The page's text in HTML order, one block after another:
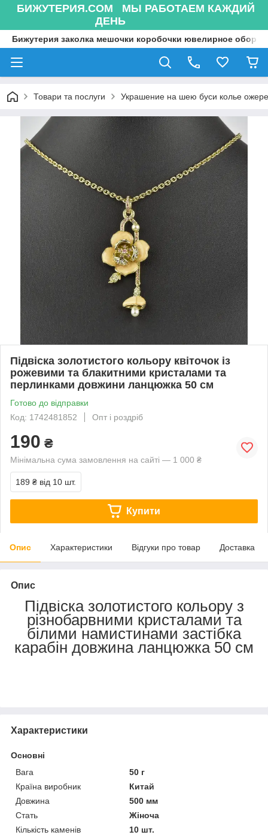
БИЖУТЕРИЯ.COM МЫ РАБОТАЕМ КАЖДИЙ
ДЕНЬ
Бижутерия заколка мешочки коробочки ювелирное
Товари та послуги Украшение на шею буси колье
Підвіска золотистого кольору квіточок із
рожевими та блакитними кристалами та
перлинками довжини ланцюжка 50 см
Готово до відправки
Код: 1742481852
Опт і роздріб
190 ₴
Мінімальна сума замовлення на сайті — 1 000 ₴
189 ₴ від 10 шт.
Купити
Опис Характеристики Відгуки про товар Доставка
Опис
Підвіска золотистого кольору з
різнобарвними кристалами та
білими намистинами застібка
карабін довжина ланцюжка 50 см
Характеристики
Основні
Вага
50 г
Країна виробник
Китай
Довжина
500 мм
Стать
Жіноча
Кількість каменів
10 шт.